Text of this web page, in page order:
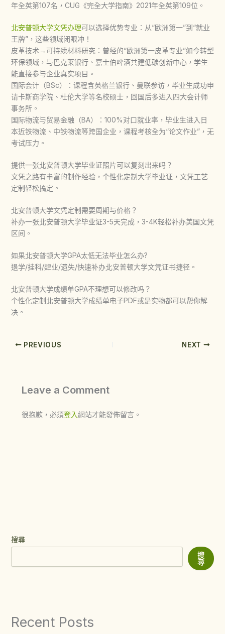
年全英第107名，CUG《完全大学指南》2021年全英第109位。
北安普顿大学文凭办理可以选择优势专业：从“欧洲第一”到“就业
王牌”，这些领域闭眼冲！
皮革技术→可持续材料研究：曾经的“欧洲第一皮革专业”如今转型
环保领域，与巴克莱银行、嘉士伯啤酒共建低碳创新中心，学生
能直接参与企业真实项目。
国际会计（BSc）：课程含英格兰银行、曼联参访，毕业生成功申
请卡斯商学院、杜伦大学等名校硕士，回国后多进入四大会计师
事务所。
国际物流与贸易金融（BA）：100%对口就业率，毕业生进入日
本近铁物流、中铁物流等跨国企业，课程考核全为“论文作业”，无
考试压力。
提供一张北安普顿大学毕业证照片可以复刻出来吗？
文凭之路有丰富的制作经验，个性化定制大学毕业证，文凭工艺
定制轻松搞定。
北安普顿大学文凭定制需要周期与价格？
补办一张北安普顿大学毕业证3-5天完成，3-4K轻松补办美国文凭
区间。
如果北安普顿大学GPA太低无法毕业怎么办?
退学/挂科/肄业/遗失/快速补办北安普顿大学文凭证书捷径。
北安普顿大学成绩单GPA不理想可以修改吗？
个性化定制北安普顿大学成绩单电子PDF或是实物都可以帮你解
决。
PREVIOUS NEXT
Leave a Comment
很抱歉，必須登入網站才能發佈留言。
搜尋
搜
尋
Recent Posts